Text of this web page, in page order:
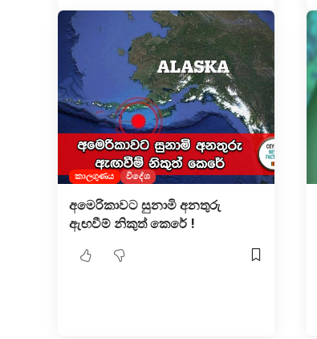
කාලගුණය විදේශ
අමෙරිකාවට සුනාමි අනතුරු
ඇඟවීම් නිකුත් කෙරේ !